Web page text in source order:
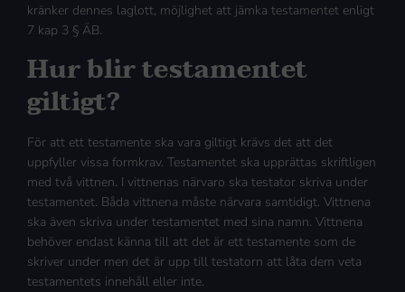
kränker dennes laglott, möjlighet att jämka testamentet enligt
7 kap 3 § ÄB.
Hur blir testamentet
giltigt?
För att ett testamente ska vara giltigt krävs det att det
uppfyller vissa formkrav. Testamentet ska upprättas skriftligen
med två vittnen. I vittnenas närvaro ska testator skriva under
testamentet. Båda vittnena måste närvara samtidigt. Vittnena
ska även skriva under testamentet med sina namn. Vittnena
behöver endast känna till att det är ett testamente som de
skriver under men det är upp till testatorn att låta dem veta
testamentets innehåll eller inte.